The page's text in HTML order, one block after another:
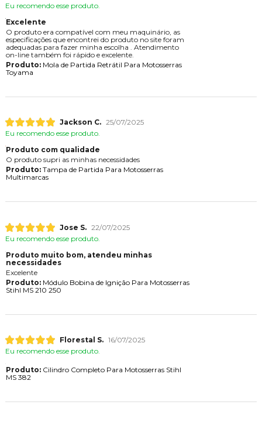
Eu recomendo esse produto.
Excelente
O produto era compatível com meu maquinário, as
especificações que encontrei do produto no site foram
adequadas para fazer minha escolha . Atendimento
on-line também foi rápido e excelente.
Produto:Mola de Partida Retrátil Para Motosserras
Toyama
Jackson C. 25/07/2025
Eu recomendo esse produto.
Produto com qualidade
O produto supri as minhas necessidades
Produto:Tampa de Partida Para Motosserras
Multimarcas
Jose S. 22/07/2025
Eu recomendo esse produto.
Produto muito bom, atendeu minhas
necessidades
Excelente
Produto:Módulo Bobina de Ignição Para Motosserras
Stihl MS 210 250
Florestal S. 16/07/2025
Eu recomendo esse produto.
Produto:Cilindro Completo Para Motosserras Stihl
MS 382